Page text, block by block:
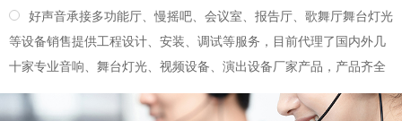
好声音承接多功能厅、慢摇吧、会议室、报告厅、歌舞厅舞台灯光
等设备销售提供工程设计、安装、调试等服务，目前代理了国内外几
十家专业音响、舞台灯光、视频设备、演出设备厂家产品，产品齐全